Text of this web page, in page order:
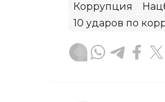
Коррупция
10 ударов по